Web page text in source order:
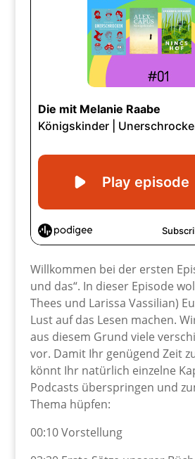
Willkommen bei der ersten
und das“. In dieser Episode
Thees und Larissa Vassilian)
Lust auf das Lesen machen.
aus diesem Grund viele
vor. Damit Ihr genügend Zeit
könnt Ihr natürlich einzelne
Podcasts überspringen und
Thema hüpfen:
00:10 Vorstellung